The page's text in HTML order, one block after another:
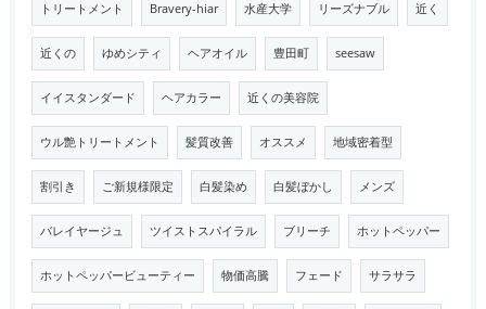
トリートメント Bravery-hiar 水産大学 リーズナブル 近く
近くの ゆめシティ ヘアオイル 豊田町 seesaw
イイスタンダード ヘアカラー 近くの美容院
ウル艶トリートメント 髪質改善 オススメ 地域密着型
割引き ご新規様限定 白髪染め 白髪ぼかし メンズ
バレイヤージュ ツイストスパイラル ブリーチ ホットペッパー
ホットペッパービューティー 物価高騰 フェード サラサラ